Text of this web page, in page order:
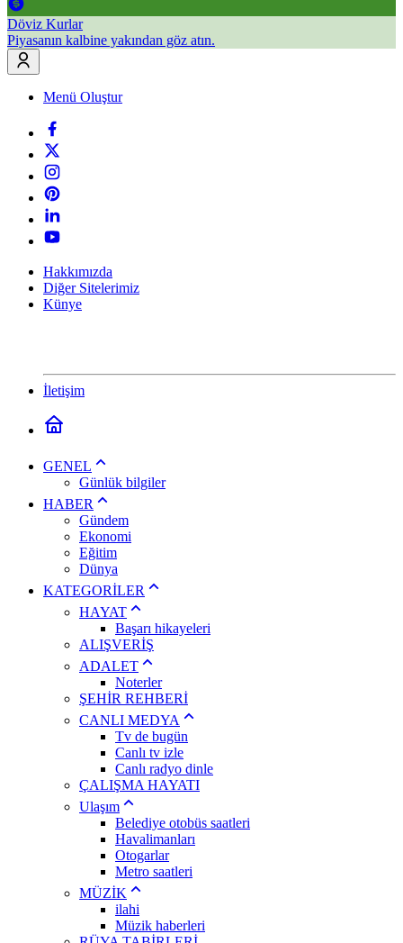
Döviz Kurlar
Piyasanın kalbine yakından göz atın.
Menü Oluştur
Hakkımızda
Diğer Sitelerimiz
Künye
İletişim
GENEL
Günlük bilgiler
HABER
Gündem
Ekonomi
Eğitim
Dünya
KATEGORİLER
HAYAT
Başarı hikayeleri
ALIŞVERİŞ
ADALET
Noterler
ŞEHİR REHBERİ
CANLI MEDYA
Tv de bugün
Canlı tv izle
Canlı radyo dinle
ÇALIŞMA HAYATI
Ulaşım
Belediye otobüs saatleri
Havalimanları
Otogarlar
Metro saatleri
MÜZİK
ilahi
Müzik haberleri